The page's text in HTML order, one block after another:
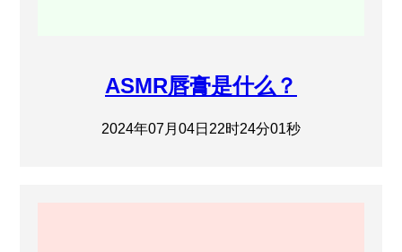
ASMR唇膏是什么？
2024年07月04日22时24分01秒